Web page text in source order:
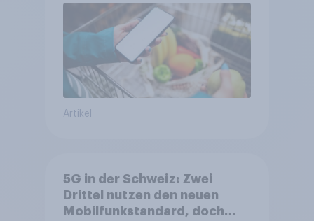
Artikel
5G in der Schweiz: Zwei
Drittel nutzen den neuen
Mobilfunkstandard, doch